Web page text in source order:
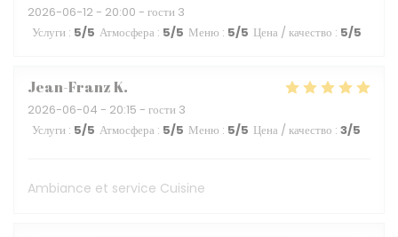
2026-06-12 - 20:00 - гости 3
Услуги : 5/5 Атмосфера : 5/5 Меню : 5/5 Цена / качество : 5/5
Jean-FranzK
2026-06-04 - 20:15 - гости 3
Услуги : 5/5 Атмосфера : 5/5 Меню : 5/5 Цена / качество : 3/5
Ambiance et service Cuisine